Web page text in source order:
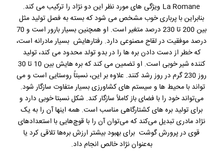
La Romane ویژگی های مورد نظر این دو نژاد را ترکیب می کند.
بنابراین با پرباری خوب مشخص می شود که بسته به فصل تولید مثل
بین 200 تا 230 درصد متغیر است. او همچنین بسیار بارور است و 70
درصد موفقیت در لقاح مصنوعی دارد. رفتارهایش بسیار مادرانه است،
که خطر از دست دادن بره ها را در بدو تولد محدود می کند، تولید
کننده شیر خوبی است. او تضمین می کند که بره هایش بین 10 تا 30
روز 230 گرم در روز رشد کنند. علاوه بر این، نسبتاً روستایی است و می
تواند با محیط ها و سیستم های کشاورزی بسیار متفاوت سازگار شود.
می‌تواند خود را با فضای باز کاملاً سازگار کند. شکل نسبتا خوبی دارد و
برای تولید بره های کشتارگاهی مناسب است. همه اینها آن را به یک
نژاد مادری تبدیل می‌کند که می‌توان آن را با قوچ‌هایی با استعدادهای
قوی در پرورش گوشت برای بهبود بیشتر ارزش بره‌ها تلاقی کرد یا
به‌عنوان نژاد خالص انجام داد.